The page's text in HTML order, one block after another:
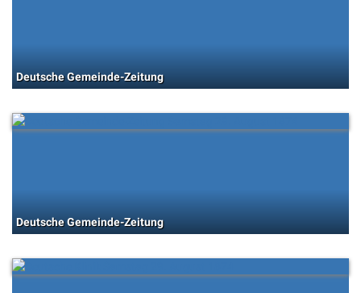
Deutsche Gemeinde-Zeitung
Deutsche Gemeinde-Zeitung